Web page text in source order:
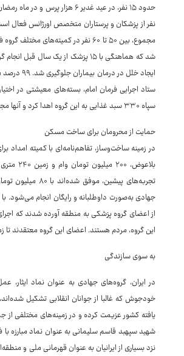
نفر از پزشکان و پرستاران متخصص اورژانس فعال
ایجاد
سپاه ۳۳۰ سبد غذایی به این گروه اهدا کرد و آنها مجموعاً ۱۵۰۰ سبد بین خانواده‌های نیازمند توزیع کردند.
حمایت از محرومان برای ساخت مسکن
تجربه‌های
این گروه، مردم هستند. اعضای این گروه معتقدند تا
به سوی سازندگی
در ایران، گروه‌های جهادی به عنوان نماد
خودجوش که غالبا از جوانان انقلابی تشکیل
یافته کشور عزیمت کرده و در زمینه‌های مختلفی
شهید سپهبد قاسم سلیمانی به عنوان نماد مبارزه
نزد بسیاری از ایرانیان به عنوان قهرمانی ملی و